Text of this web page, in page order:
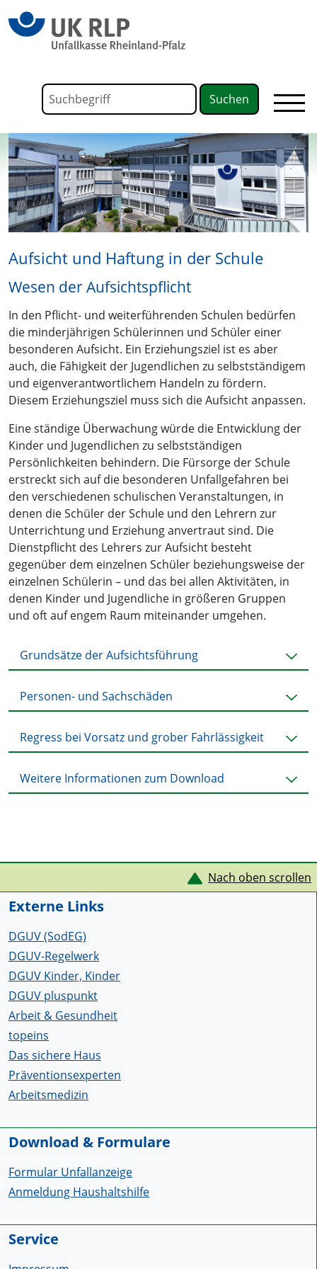
Formular für die Volltextsuche
Aufsicht und Haftung in der Schule
Wesen der Aufsichtspflicht
In den Pflicht- und weiterführenden Schulen bedürfen
die minderjährigen Schülerinnen und Schüler einer
besonderen Aufsicht. Ein Erziehungsziel ist es aber
auch, die Fähigkeit der Jugendlichen zu selbstständigem
und eigenverantwortlichem Handeln zu fördern.
Diesem Erziehungsziel muss sich die Aufsicht anpassen.
Eine ständige Überwachung würde die Entwicklung der
Kinder und Jugendlichen zu selbstständigen
Persönlichkeiten behindern. Die Fürsorge der Schule
erstreckt sich auf die besonderen Unfallgefahren bei
den verschiedenen schulischen Veranstaltungen, in
denen die Schüler der Schule und den Lehrern zur
Unterrichtung und Erziehung anvertraut sind. Die
Dienstpflicht des Lehrers zur Aufsicht besteht
gegenüber dem einzelnen Schüler beziehungsweise der
einzelnen Schülerin – und das bei allen Aktivitäten, in
denen Kinder und Jugendliche in größeren Gruppen
und oft auf engem Raum miteinander umgehen.
Grundsätze der Aufsichtsführung
Personen- und Sachschäden
Regress bei Vorsatz und grober Fahrlässigkeit
Weitere Informationen zum Download
Service Informationen Nach oben scrollen
Externe Links
DGUV (SodEG)
DGUV-Regelwerk
DGUV Kinder, Kinder
DGUV pluspunkt
Arbeit & Gesundheit
topeins
Das sichere Haus
Präventionsexperten
Arbeitsmedizin
Download & Formulare
Formular Unfallanzeige
Anmeldung Haushaltshilfe
Service